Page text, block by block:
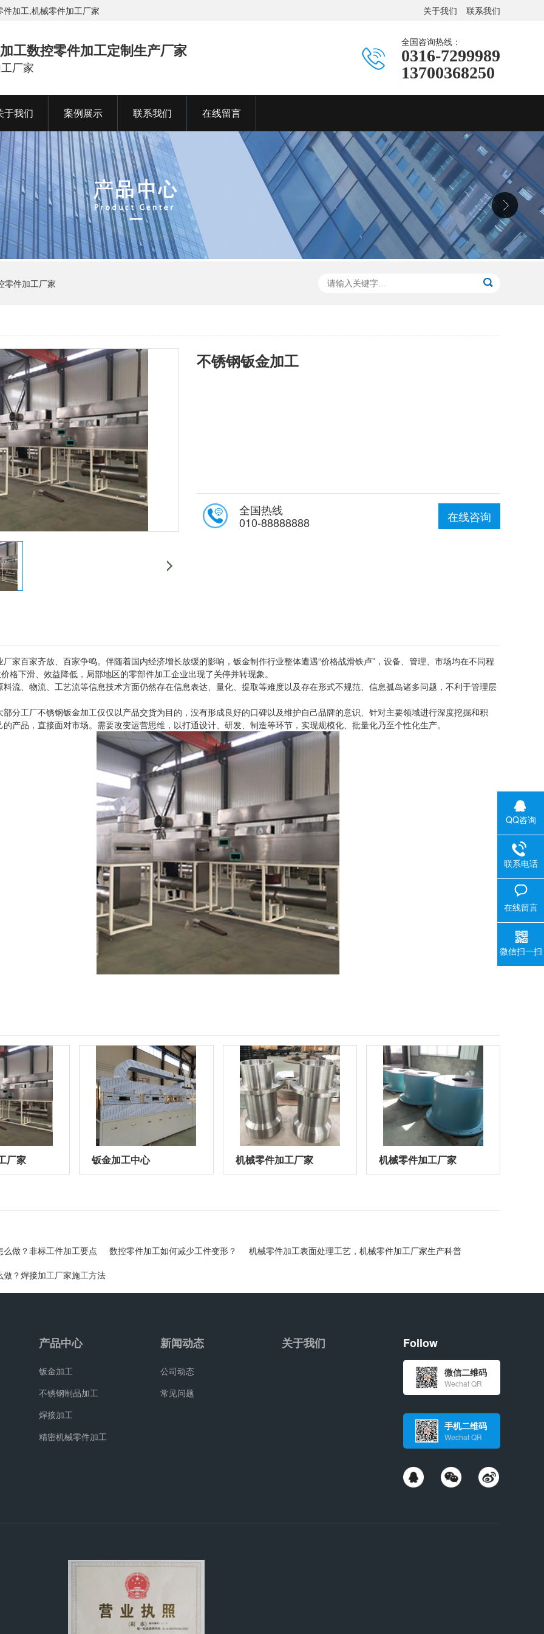
关于我们 联系我们
加工,机械零件加工厂家
工数控零件加工定制生产厂家
厂家
全国咨询热线：
0316-7299989
13700368250
于我们 案例展示 联系我们 在线留言
零件加工厂家
不锈钢钣金加工
在线咨询
全国热线
010-88888888
厂家百家齐放、百家争鸣。伴随着国内经济增长放缓的影响，钣金制作行业整体遭遇“价格战滑铁卢”，设备、管理、市场均在不同程
格下滑、效益降低，局部地区的零部件加工企业出现了关停并转现象。
料流、物流、工艺流等信息技术方面仍然存在信息表达、量化、提取等难度以及存在形式不规范、信息孤岛诸多问题，不利于管理层
部分工厂不锈钢钣金加工仅仅以产品交货为目的，没有形成良好的口碑以及维护自己品牌的意识、针对主要领域进行深度挖掘和积
产品，直接面对市场。需要改变运营思维，以打通设计、研发、制造等环节，实现规模化、批量化乃至个性化生产。
厂家 钣金加工中心 机械零件加工厂家 机械零件加工厂家
做？非标工件加工要点 数控零件加工如何减少工件变形？
机械零件加工表面处理工艺，机械零件加工厂家生产科普
做？焊接加工厂家施工方法
产品中心
钣金加工
不锈钢制品加工
焊接加工
精密机械零件加工
新闻动态
公司动态
常见问题
关于我们 Follow
微信二维码
Wechat QR
手机二维码
Wechat QR
QQ咨询
联系电话
在线留言
微信扫一扫